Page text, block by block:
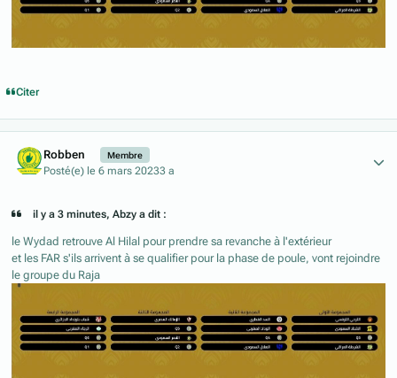
Citer
Robben Membre
Posté(e) le 6 mars 20233 a
il y a 3 minutes, Abzy a dit :
le Wydad retrouve Al Hilal pour prendre sa revanche à l'extérieur
et les FAR s'ils arrivent à se qualifier pour la phase de poule, vont rejoindre
le groupe du Raja